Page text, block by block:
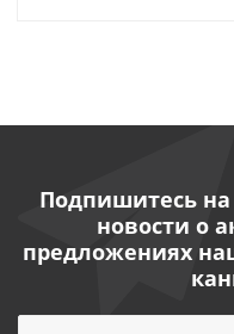
Подпишитесь на
новости о
предложениях